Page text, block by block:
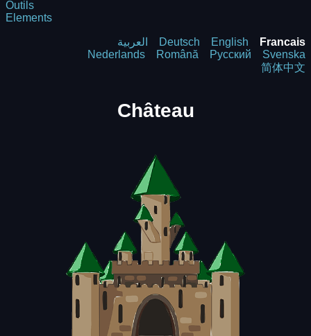
Outils
Elements
العربية Deutsch English
Francais
Nederlands
Română Русский
Svenska
简体中文
Château